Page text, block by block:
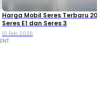
Harga Mobil Seres Terbaru
Seres E1 dan Seres 3
10 Feb 2026